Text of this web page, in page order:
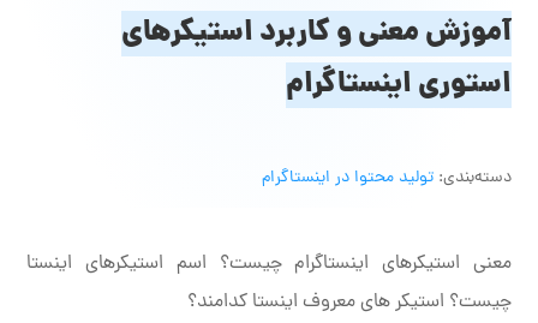
آموزش معنی و کاربرد استیکرهای
استوری اینستاگرام
دسته‌بندی:تولید محتوا در اینستاگرام
معنی استیکرهای اینستاگرام چیست؟ اسم استیکرهای اینستا
چیست؟ استیکر های معروف اینستا کدامند؟